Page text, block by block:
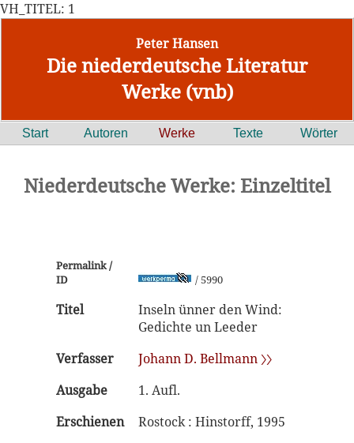
VH_TITEL: 1
Peter Hansen
Die niederdeutsche Literatur
Werke (vnb)
Start Autoren Werke Texte Wörter
Niederdeutsche Werke: Einzeltitel
Permalink /
ID
/ 5990
Titel
Inseln ünner den Wind:
Gedichte un Leeder
Verfasser
Johann D. Bellmann 〉〉
Ausgabe
1. Aufl.
Erschienen
Rostock : Hinstorff, 1995